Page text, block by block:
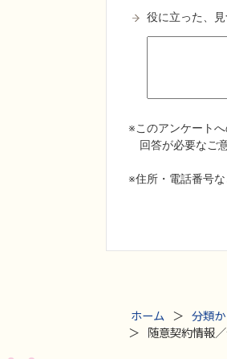
ホーム 分類
随意契約情報